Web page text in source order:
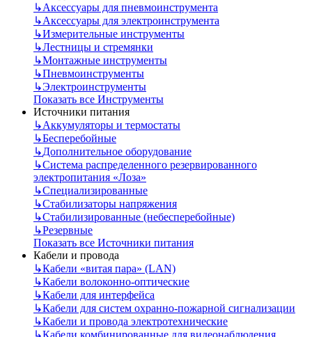
↳Аксессуары для пневмоинструмента
↳Аксессуары для электроинструмента
↳Измерительные инструменты
↳Лестницы и стремянки
↳Монтажные инструменты
↳Пневмоинструменты
↳Электроинструменты
Показать все Инструменты
Источники питания
↳Аккумуляторы и термостаты
↳Бесперебойные
↳Дополнительное оборудование
↳Система распределенного резервированного
электропитания «Лоза»
↳Специализированные
↳Стабилизаторы напряжения
↳Стабилизированные (небесперебойные)
↳Резервные
Показать все Источники питания
Кабели и провода
↳Кабели «витая пара» (LAN)
↳Кабели волоконно-оптические
↳Кабели для интерфейса
↳Кабели для систем охранно-пожарной сигнализации
↳Кабели и провода электротехнические
↳Кабели комбинированные для видеонаблюдения